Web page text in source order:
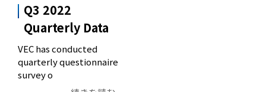
Q3 2022
Quarterly Data
VEC has conducted
quarterly questionnaire
survey o